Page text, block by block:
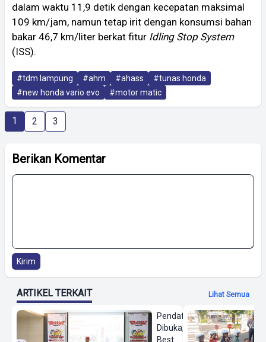
dalam waktu 11,9 detik dengan kecepatan maksimal
109 km/jam, namun tetap irit dengan konsumsi bahan
bakar 46,7 km/liter berkat fitur Idling Stop System
(ISS).
#tdm lampung #ahm #ahass
#tunas honda
#new honda vario evo
#motor matic
1 2 3
Berikan Komentar
Kirim
ARTIKEL TERKAIT Lihat Semua
Pendaftaran
Dibuka, AHM
Best